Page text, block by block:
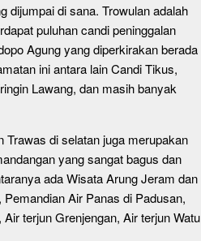
dijumpai di sana. Trowulan adalah
puluhan candi peninggalan
Agung yang diperkirakan berada
ini antara lain Candi Tikus,
Lawang, dan masih banyak
di selatan juga merupakan
yang sangat bagus dan
ada Wisata Arung Jeram dan
Air Panas di Padusan,
terjun Grenjengan, Air terjun Watu